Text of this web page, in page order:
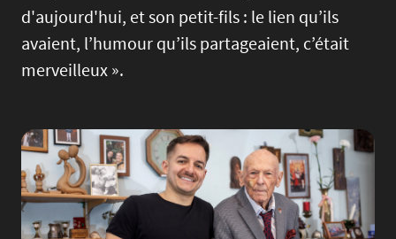
d'aujourd'hui, et son petit-fils : le lien qu’ils
avaient, l’humour qu’ils partageaient, c’était
merveilleux ».
Image